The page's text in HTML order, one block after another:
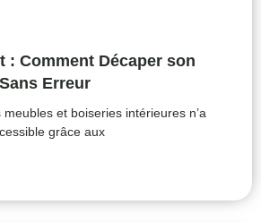
: Comment Décaper son
Erreur
et boiseries intérieures n’a
grâce aux